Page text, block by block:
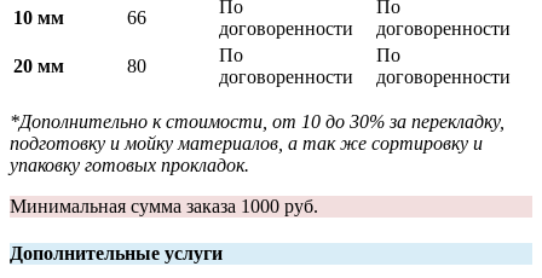
10 мм
66
По
договоренности
По
договоренности
20 мм
80
По
договоренности
По
договоренности
*Дополнительно к стоимости, от 10 до 30% за перекладку,
подготовку и мойку материалов, а так же сортировку и
упаковку готовых прокладок.
Минимальная сумма заказа 1000 руб.
Дополнительные услуги